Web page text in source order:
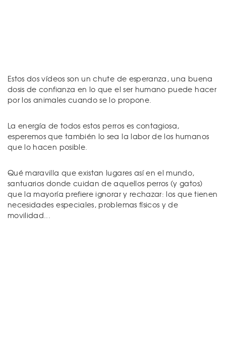
Estos dos vídeos son un chute de esperanza, una buena
dosis de confianza en lo que el ser humano puede hacer
por los animales cuando se lo propone.
La energía de todos estos perros es contagiosa,
esperemos que también lo sea la labor de los humanos
que lo hacen posible.
Qué maravilla que existan lugares así en el mundo,
santuarios donde cuidan de aquellos perros (y gatos)
que la mayoría prefiere ignorar y rechazar: los que tienen
necesidades especiales, problemas físicos y de
movilidad...